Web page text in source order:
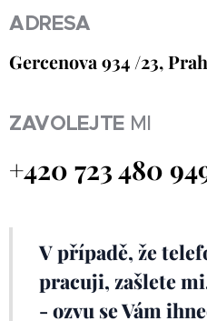
ADRESA
Gercenova 934 /23,
ZAVOLEJTE MI
+420 723 480
V případě, že
pracuji, zašlete
- ozvu se Vám